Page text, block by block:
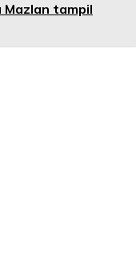
Mazlan tampil